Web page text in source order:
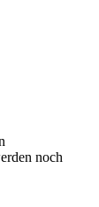
noch